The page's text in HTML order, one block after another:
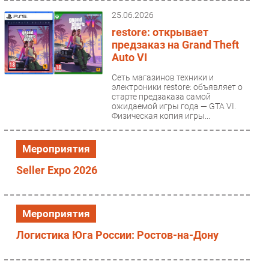
Интеграция
Рынок ПК
Маркетинг
Торговые сети
Кадры
Регулирование
Финансы
Безопасность
Инновации
CIO/Управление ИТ
25.06.2026
restore: открывает
предзаказ на Grand Theft
Auto VI
Сеть магазинов техники и
электроники restore: объявляет о
старте предзаказа самой
ожидаемой игры года — GTA VI.
Физическая копия игры...
Мероприятия
Seller Expo 2026
Мероприятия
Логистика Юга России: Ростов-на-Дону